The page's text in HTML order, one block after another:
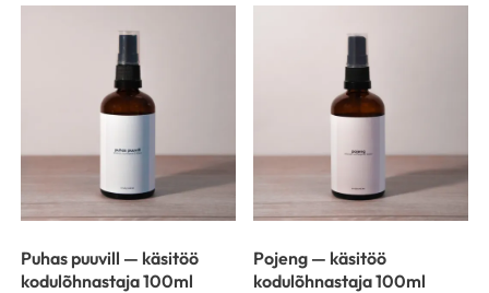
Puhas puuvill — käsitöö
kodulõhnastaja 100ml
Pojeng — käsitöö
kodulõhnastaja 100ml